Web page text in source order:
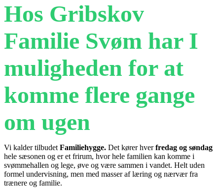
Hos Gribskov
Familie Svøm har I
muligheden for at
komme flere gange
om ugen
Vi kalder tilbudet Familiehygge. Det kører hverfredag og søndag
hele sæsonen og er et frirum, hvor hele familien kan komme i
svømmehallen og lege, øve og være sammen i vandet. Helt uden
formel undervisning, men med masser af læring og nærvær fra
trænere og familie.